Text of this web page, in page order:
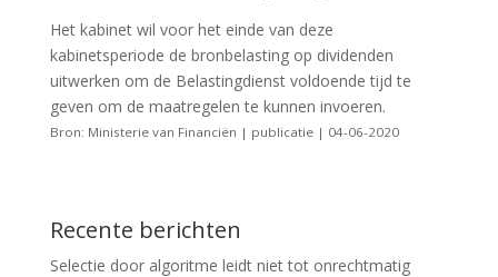
Het kabinet wil voor het einde van deze
kabinetsperiode de bronbelasting op dividenden
uitwerken om de Belastingdienst voldoende tijd te
geven om de maatregelen te kunnen invoeren.
Bron: Ministerie van Financiën | publicatie | 04-06-2020
Recente berichten
Selectie door algoritme leidt niet tot onrechtmatig